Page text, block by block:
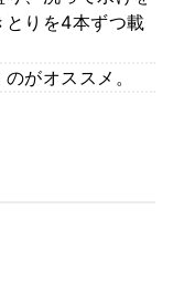
とりを4本ずつ載
がオススメ。